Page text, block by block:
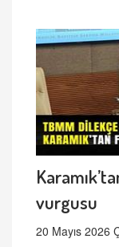
vurgusu
20 Mayıs 2026